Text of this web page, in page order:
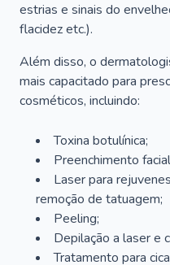
estrias e sinais do
flacidez etc.).
Além disso, o
mais capacitado para
cosméticos, incluindo:
Toxina botulínica;
Preenchimento
Laser para
remoção de tatuagem;
Peeling;
Depilação a laser e
Tratamento para